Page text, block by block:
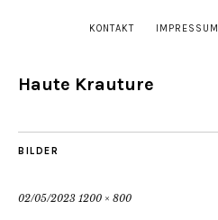
KONTAKT IMPRESSUM
Haute Krauture
BILDER
02/05/2023 1200 × 800